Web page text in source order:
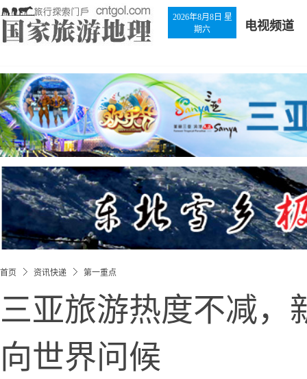
2026年8月8日 星
期六
电视频道
首页 资讯快递 第一重点
三亚旅游热度不减，
向世界问候